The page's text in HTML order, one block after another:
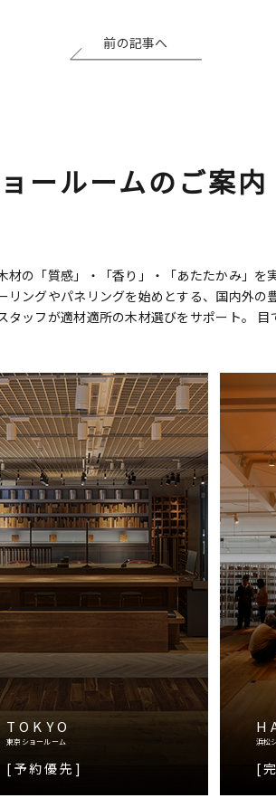
前の記事へ
ールームのご案内
材の「質感」・「香り」・「あたたかみ」
リングやパネリングを始めとする、国内外の
タッフが適材適所の木材選びをサポート。
TOKYO
東京ショールーム
[予約優先]
浜松
[